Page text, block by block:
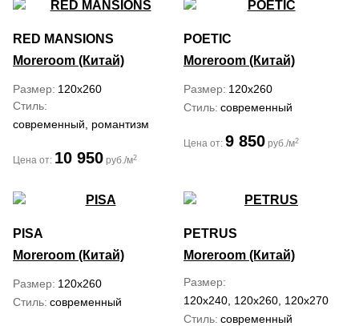
RED MANSIONS
Moreroom (Китай)
Размер 120x260
Стиль
современный, романтизм
Цена от: 10 950 руб./м2
POETIC
Moreroom (Китай)
Размер 120x260
Стиль современный
Цена от: 9 850 руб./м2
PISA
Moreroom (Китай)
Размер 120x260
Стиль современный
PETRUS
Moreroom (Китай)
Размер
120x240, 120x260, 120x270
Стиль современный